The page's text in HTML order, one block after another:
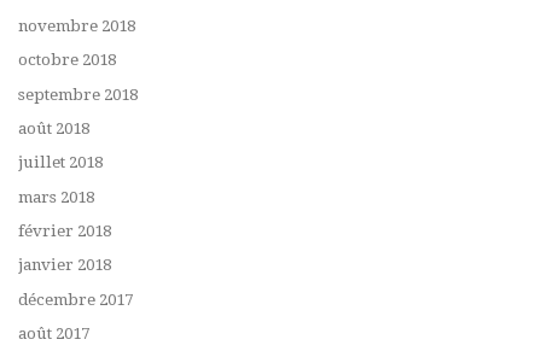
novembre 2018
octobre 2018
septembre 2018
août 2018
juillet 2018
mars 2018
février 2018
janvier 2018
décembre 2017
août 2017